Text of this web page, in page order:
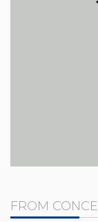
FROM